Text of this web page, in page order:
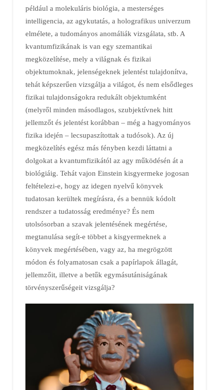
például a molekuláris biológia, a mesterséges
intelligencia, az agykutatás, a holografikus univerzum
elmélete, a tudományos anomáliák vizsgálata, stb. A
kvantumfizikának is van egy szemantikai
megközelítése, mely a világnak és fizikai
objektumoknak, jelenségeknek jelentést tulajdonítva,
tehát képszerűen vizsgálja a világot, és nem elsődleges
fizikai tulajdonságokra redukált objektumként
(melyről minden másodlagos, szubjektívnek hitt
jellemzőt és jelentést korábban – még a hagyományos
fizika idején – lecsupaszítottak a tudósok). Az új
megközelítés egész más fényben kezdi láttatni a
dolgokat a kvantumfizikától az agy működésén át a
biológiáig. Tehát vajon Einstein kisgyermeke jogosan
feltételezi-e, hogy az idegen nyelvű könyvek
tudatosan kerültek megírásra, és a bennük kódolt
rendszer a tudatosság eredménye? És nem
utolsósorban a szavak jelentésének megértése,
megtanulása segít-e többet a kisgyermeknek a
könyvek megértésében, vagy az, ha megrögzött
módon és folyamatosan csak a papírlapok állagát,
jellemzőit, illetve a betűk egymásutániságának
törvényszerűségeit vizsgálja?